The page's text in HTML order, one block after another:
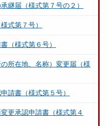
継届（様式第７号の２）
式第７号）
（様式第６号）
所在地、名称）変更届（様
請書（様式第５号）
更承認申請書（様式第４